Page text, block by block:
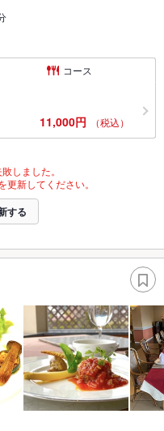
コース
11,000円 （税込）
しました。
新してください。
する